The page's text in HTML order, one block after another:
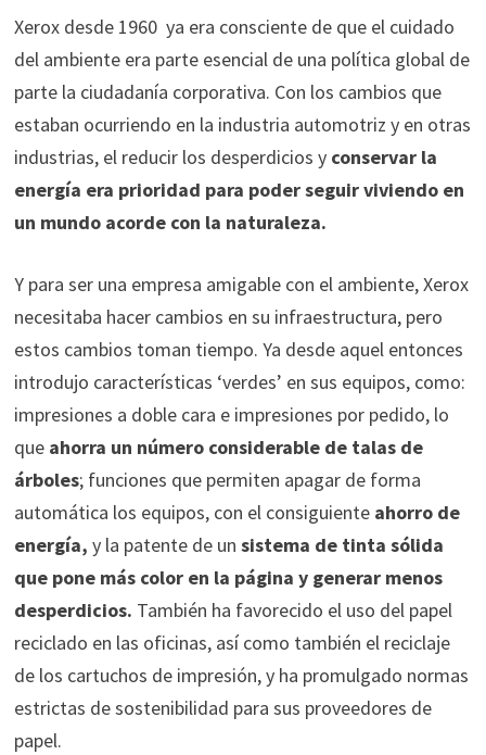
Xerox desde 1960 ya era consciente de que el cuidado
del ambiente era parte esencial de una política global de
parte la ciudadanía corporativa. Con los cambios que
estaban ocurriendo en la industria automotriz y en otras
industrias, el reducir los desperdicios y conservar la
energía era prioridad para poder seguir viviendo en
un mundo acorde con la naturaleza.
Y para ser una empresa amigable con el ambiente, Xerox
necesitaba hacer cambios en su infraestructura, pero
estos cambios toman tiempo. Ya desde aquel entonces
introdujo características ‘verdes’ en sus equipos, como:
impresiones a doble cara e impresiones por pedido, lo
que ahorra un número considerable de talas de
árboles; funciones que permiten apagar de forma
automática los equipos, con el consiguiente ahorro de
energía, y la patente de un sistema de tinta sólida
que pone más color en la página y generar menos
desperdicios. También ha favorecido el uso del papel
reciclado en las oficinas, así como también el reciclaje
de los cartuchos de impresión, y ha promulgado normas
estrictas de sostenibilidad para sus proveedores de
papel.